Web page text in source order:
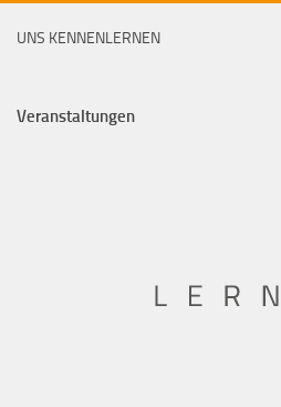
UNS KENNENLERNEN
Veranstaltungen